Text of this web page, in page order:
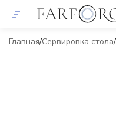
Главная Сервировка стола